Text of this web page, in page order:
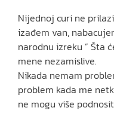
Nijednoj curi ne
izađem van,
narodnu izreku ” Šta
mene nezamislive.
Nikada nemam
problem kada me
ne mogu više